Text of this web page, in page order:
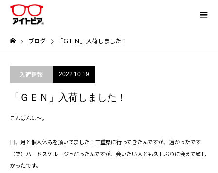
ブログ 「ＧＥＮ」入荷しました！
入荷情報 2022.10.19
「ＧＥＮ」入荷しました！
こんばんは～。
日、月と個人休みを頂いてました！三重県に行ってきたんですが、遠かったです
（笑）ハードスケルージュだったんですが、会いたい人とも久しぶりに会えて嬉し
かったです。